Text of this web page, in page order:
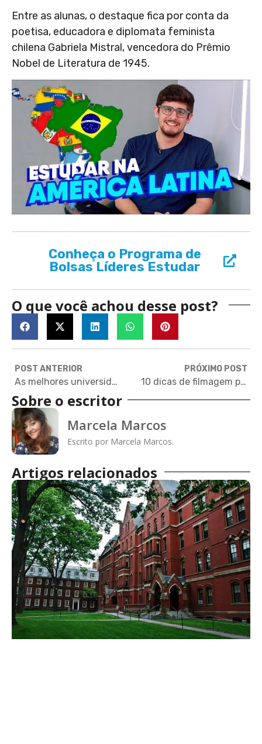
Entre as alunas, o destaque fica por conta da
poetisa, educadora e diplomata feminista
chilena Gabriela Mistral, vencedora do Prêmio
Nobel de Literatura de 1945.
Conheça o Programa de
Bolsas Líderes Estudar
O que você achou desse post?
POST ANTERIOR
As melhores universidades do mundo para estudar artes
PRÓXIMO POST
10 dicas de filmagem para quem precisa gravar um vídeo de apresentação
Sobre o escritor
Marcela Marcos
Escrito por Marcela Marcos.
Artigos relacionados